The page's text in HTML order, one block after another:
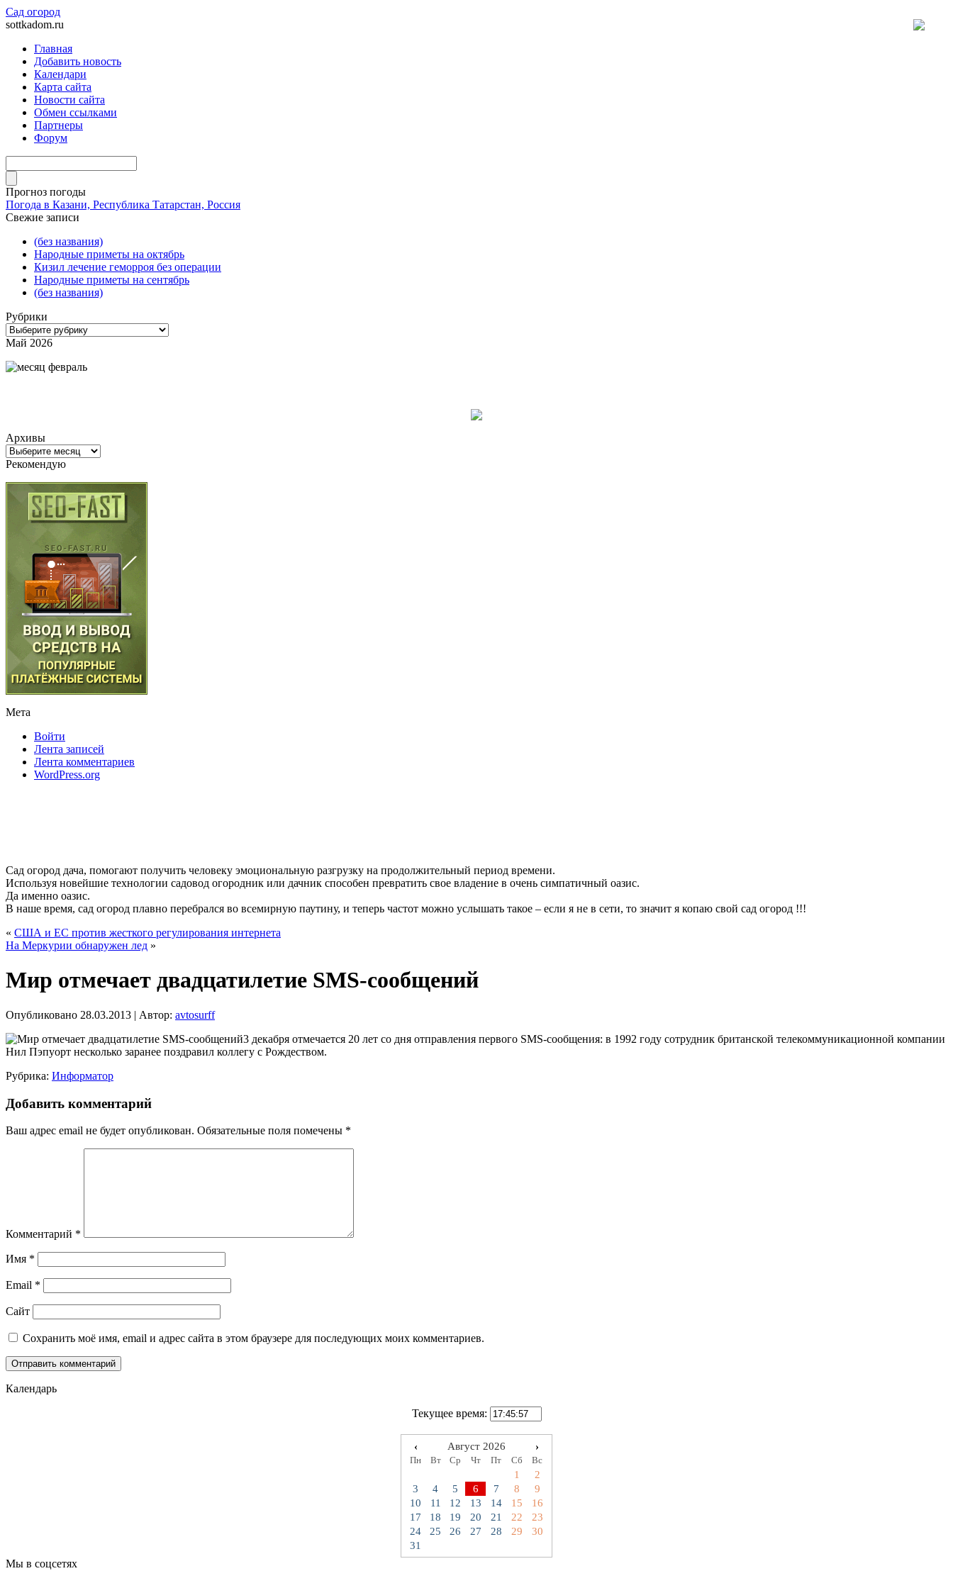
Сад огород
sottkadom.ru
Главная
Добавить новость
Календари
Карта сайта
Новости сайта
Обмен ссылками
Партнеры
Форум
Прогноз погоды
Погода в Казани, Республика Татарстан, Россия
Свежие записи
(без названия)
Народные приметы на октябрь
Кизил лечение геморроя без операции
Народные приметы на сентябрь
(без названия)
Рубрики
Рубрики
Май 2026
Архивы
Архивы
Рекомендую
Мета
Войти
Лента записей
Лента комментариев
WordPress.org
Сад огород дача, помогают получить человеку эмоциональную разгрузку на продолжительный период времени.
Используя новейшие технологии садовод огородник или дачник способен превратить свое владение в очень симпатичный оазис.
Да именно оазис.
В наше время, сад огород плавно перебрался во всемирную паутину, и теперь частот можно услышать такое – если я не в сети, то значит я копаю свой сад огород !!!
« США и ЕС против жесткого регулирования интернета
На Меркурии обнаружен лед »
Мир отмечает двадцатилетие SMS-сообщений
Опубликовано 28.03.2013 | Автор: avtosurff
3 декабря отмечается 20 лет со дня отправления первого SMS-сообщения: в 1992 году сотрудник британской телекоммуникационной компании
Нил Пэпуорт несколько заранее поздравил коллегу с Рождеством.
Рубрика: Информатор
Добавить комментарий
Ваш адрес email не будет опубликован. Обязательные поля помечены *
Комментарий *
Имя *
Email *
Сайт
Сохранить моё имя, email и адрес сайта в этом браузере для последующих моих комментариев.
Календарь
Текущее время:
‹ Август 2026 ›
Пн Вт Ср Чт Пт Сб Вс
1
2
3
4 5 6 7 8
9
10
11 12 13 14 15
16
17
18 19 20 21 22
23
24
25 26 27 28 29
30
31
Мы в соцсетях